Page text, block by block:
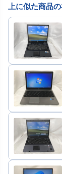
上に似た商品